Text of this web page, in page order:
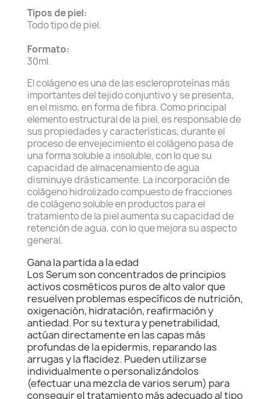
Tipos de piel:
Todo tipo de piel.
Formato:
30ml.
El colágeno es una de las escleroproteínas más
importantes del tejido conjuntivo y se presenta,
en el mismo, en forma de fibra. Como principal
elemento estructural de la piel, es responsable de
sus propiedades y características, durante el
proceso de envejecimiento el colágeno pasa de
una forma soluble a insoluble, con lo que su
capacidad de almacenamiento de agua
disminuye drásticamente. La incorporación de
colágeno hidrolizado compuesto de fracciones
de colágeno soluble en productos para el
tratamiento de la piel aumenta su capacidad de
retención de agua, con lo que mejora su aspecto
general.
Gana la partida a la edad
Los Serum son concentrados de principios
activos cosméticos puros de alto valor que
resuelven problemas específicos de nutrición,
oxigenación, hidratación, reafirmación y
antiedad. Por su textura y penetrabilidad,
actúan directamente en las capas más
profundas de la epidermis, reparando las
arrugas y la flacidez. Pueden utilizarse
individualmente o personalizándolos
(efectuar una mezcla de varios serum) para
conseguir el tratamiento más adecuado al tipo